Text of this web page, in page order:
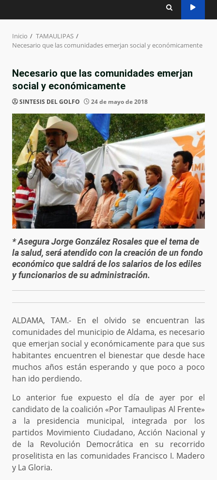
Inicio
TAMAULIPAS
Necesario que las comunidades emerjan social y económicamente
Necesario que las comunidades emerjan
social y económicamente
SINTESIS DEL GOLFO 24 de mayo de 2018
* Asegura Jorge González Rosales que el tema de
la salud, será atendido con la creación de un fondo
económico que saldrá de los salarios de los ediles
y funcionarios de su administración.
ALDAMA, TAM.- En el olvido se encuentran las
comunidades del municipio de Aldama, es necesario
que emerjan social y económicamente para que sus
habitantes encuentren el bienestar que desde hace
muchos años están esperando y que poco a poco
han ido perdiendo.
Lo anterior fue expuesto el día de ayer por el
candidato de la coalición «Por Tamaulipas Al Frente»
a la presidencia municipal, integrada por los
partidos Movimiento Ciudadano, Acción Nacional y
de la Revolución Democrática en su recorrido
proselitista en las comunidades Francisco I. Madero
y La Gloria.